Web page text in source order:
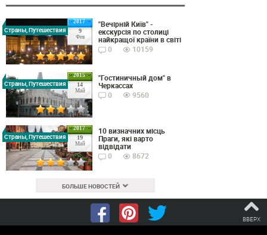
2017
9
Фев
Страны, Путешествия
"Вечірній Київ" -
екскурсія по столиці
найкращої країни в світі
0
10159
2015
14
Май
Страны, Путешествия
"Гостиничный дом" в
Черкассах
0
9560
2017
19
Май
Страны, Путешествия
10 визначних місць
Праги, які варто
відвідати
0
8672
БОЛЬШЕ НОВОСТЕЙ
ВВЕРХ